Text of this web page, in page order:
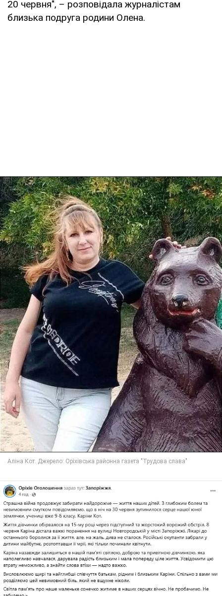
20 червня", – розповідала журналістам
близька подруга родини Олена.